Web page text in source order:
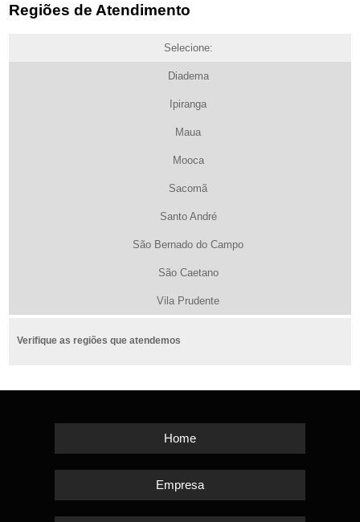
Regiões de Atendimento
Selecione:
Diadema
Ipiranga
Maua
Mooca
Sacomã
Santo André
São Bernado do Campo
São Caetano
Vila Prudente
Verifique as regiões que atendemos
Home
Empresa